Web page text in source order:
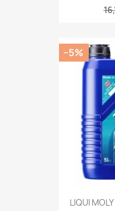
LIQUI
−5%